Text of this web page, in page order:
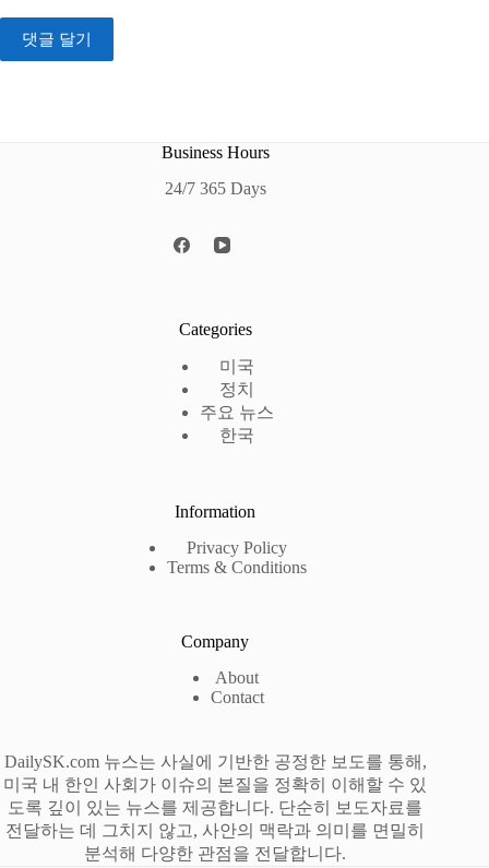
댓글 달기
Business Hours
24/7 365 Days
Categories
미국
정치
주요 뉴스
한국
Information
Privacy Policy
Terms & Conditions
Company
About
Contact
DailySK.com 뉴스는 사실에 기반한 공정한 보도를 통해,
미국 내 한인 사회가 이슈의 본질을 정확히 이해할 수 있
도록 깊이 있는 뉴스를 제공합니다. 단순히 보도자료를
전달하는 데 그치지 않고, 사안의 맥락과 의미를 면밀히
분석해 다양한 관점을 전달합니다.